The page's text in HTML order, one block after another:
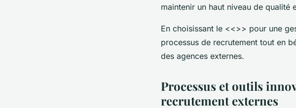
maintenir un haut niveau de qualité
En choisissant le <<>> pour une
processus de recrutement tout en
des agences externes.
Processus et outils
recrutement externes